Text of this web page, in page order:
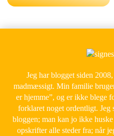
Jeg har blogget siden
madmæssigt. Min familie
er hjemme”, og er ikke blege
forklaret noget ordentligt. Jeg
bloggen; man kan jo ikke
opskrifter alle steder fra; når